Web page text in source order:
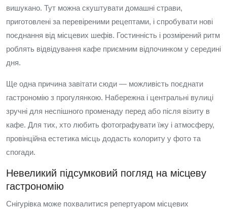
вишукано. Тут можна скуштувати домашні страви,
приготовлені за перевіреними рецептами, і спробувати нові
поєднання від місцевих шефів. Гостинність і розмірений ритм
роблять відвідування кафе приємним відпочинком у середині
дня.
Ще одна причина завітати сюди — можливість поєднати
гастрономію з прогулянкою. Набережна і центральні вулиці
зручні для неспішного променаду перед або після візиту в
кафе. Для тих, хто любить фотографувати їжу і атмосферу,
провінційна естетика місць додасть колориту у фото та
спогади.
Невеликий підсумковий погляд на місцеву
гастрономію
Снігурівка може похвалитися репертуаром місцевих